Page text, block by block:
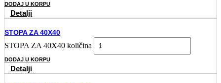
DODAJ U KORPU
Detalji
STOPA ZA 40X40
STOPA ZA 40X40 količina
DODAJ U KORPU
Detalji